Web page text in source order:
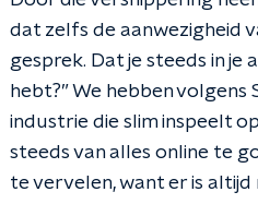
dat zelfs de aanwezigheid
gesprek. Dat je steeds in je
hebt?” We hebben
industrie die slim inspeelt
steeds van alles online te
te vervelen, want er is